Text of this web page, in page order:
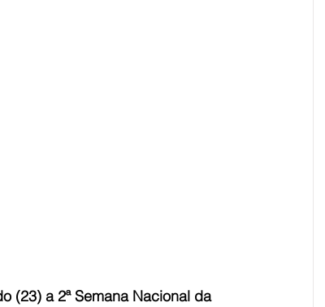
(23) a 2ª Semana Nacional da